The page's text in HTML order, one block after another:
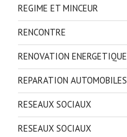
REGIME ET MINCEUR
RENCONTRE
RENOVATION ENERGETIQUE
REPARATION AUTOMOBILES
RESEAUX SOCIAUX
RESEAUX SOCIAUX